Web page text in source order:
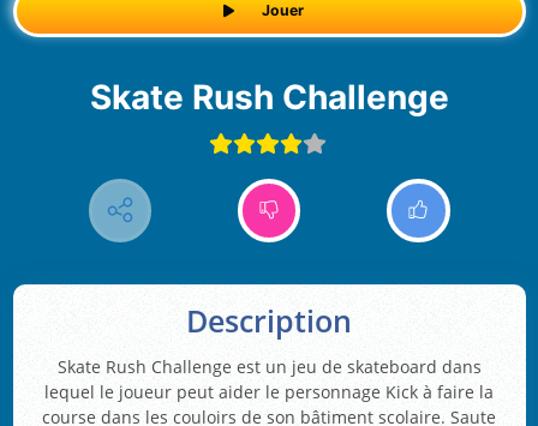
Jouer
Skate Rush Challenge
Description
Skate Rush Challenge est un jeu de skateboard dans
lequel le joueur peut aider le personnage Kick à faire la
course dans les couloirs de son bâtiment scolaire. Saute